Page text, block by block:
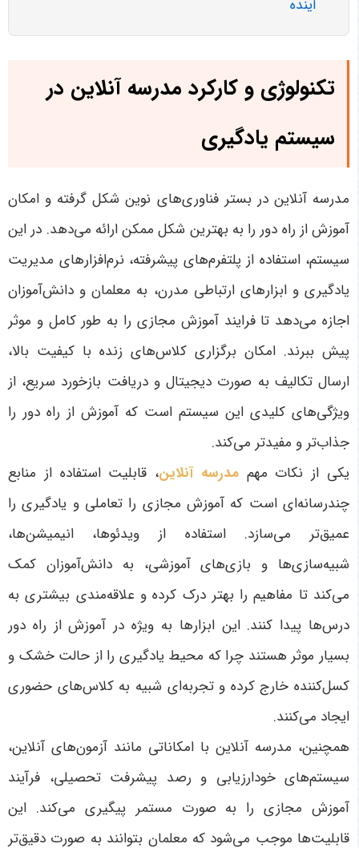
آینده
تکنولوژی و کارکرد مدرسه آنلاین در
سیستم یادگیری
مدرسه آنلاین در بستر فناوری‌های نوین شکل گرفته و امکان
آموزش از راه دور را به بهترین شکل ممکن ارائه می‌دهد. در این
سیستم، استفاده از پلتفرم‌های پیشرفته، نرم‌افزارهای مدیریت
یادگیری و ابزارهای ارتباطی مدرن، به معلمان و دانش‌آموزان
اجازه می‌دهد تا فرایند آموزش مجازی را به طور کامل و موثر
پیش ببرند. امکان برگزاری کلاس‌های زنده با کیفیت بالا،
ارسال تکالیف به صورت دیجیتال و دریافت بازخورد سریع، از
ویژگی‌های کلیدی این سیستم است که آموزش از راه دور را
جذاب‌تر و مفیدتر می‌کند.
یکی از نکات مهممدرسه آنلاین، قابلیت استفاده از منابع
چندرسانه‌ای است که آموزش مجازی را تعاملی و یادگیری را
عمیق‌تر می‌سازد. استفاده از ویدئوها، انیمیشن‌ها،
شبیه‌سازی‌ها و بازی‌های آموزشی، به دانش‌آموزان کمک
می‌کند تا مفاهیم را بهتر درک کرده و علاقه‌مندی بیشتری به
درس‌ها پیدا کنند. این ابزارها به ویژه در آموزش از راه دور
بسیار موثر هستند چرا که محیط یادگیری را از حالت خشک و
کسل‌کننده خارج کرده و تجربه‌ای شبیه به کلاس‌های حضوری
ایجاد می‌کنند.
همچنین، مدرسه آنلاین با امکاناتی مانند آزمون‌های آنلاین،
سیستم‌های خودارزیابی و رصد پیشرفت تحصیلی، فرآیند
آموزش مجازی را به صورت مستمر پیگیری می‌کند. این
قابلیت‌ها موجب می‌شود که معلمان بتوانند به صورت دقیق‌تر